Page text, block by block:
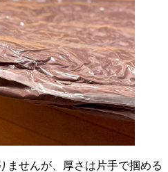
ませんが、厚さは片手で掴める